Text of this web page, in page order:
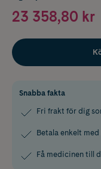
23 358,80 kr
Snabba fakta
Fri frakt för dig
Betala enkelt med
Få medicinen till